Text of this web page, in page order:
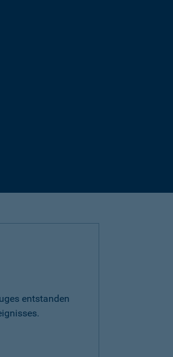
entstanden